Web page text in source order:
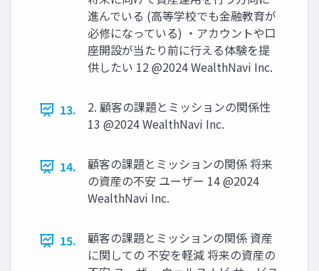
進んでいる (⾼等学校でも⾦融教育が
必修になっている) ‧アカウントや⼝
座開設が当たり前に⾏える体験を提
供したい 12 @2024 WealthNavi Inc.
13.
2. 顧客の課題とミッションの関係性
13 @2024 WealthNavi Inc.
14.
顧客の課題とミッションの関係 将来
の資産の不安 ユーザー 14 @2024
WealthNavi Inc.
15.
顧客の課題とミッションの関係 資産
に関しての 不安を軽減 将来の資産の